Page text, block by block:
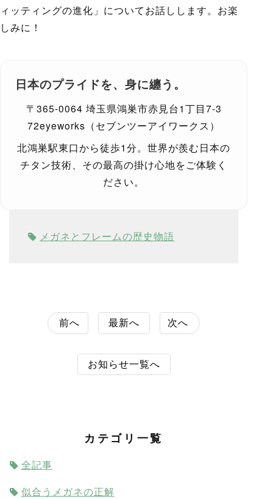
ィッティングの進化」についてお話しします。お楽
しみに！
日本のプライドを、身に纏う。
〒365-0064 埼玉県鴻巣市赤見台1丁目7-3
72eyeworks（セブンツーアイワークス）
北鴻巣駅東口から徒歩1分。世界が羨む日本の
チタン技術、その最高の掛け心地をご体験く
ださい。
メガネとフレームの歴史物語
前へ 最新へ 次へ
お知らせ一覧へ
カテゴリ一覧
全記事
似合うメガネの正解